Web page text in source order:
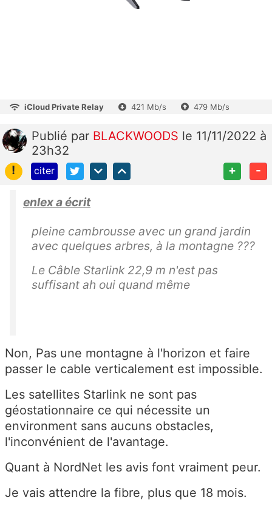
iCloud Private Relay 421 Mb/s 479 Mb/s
Publié par BLACKWOODS le 11/11/2022 à
23h32
!
citer + -
enlex a écrit
pleine cambrousse avec un grand jardin
avec quelques arbres, à la montagne ???
Le Câble Starlink 22,9 m n'est pas
suffisant ah oui quand même
Non, Pas une montagne à l'horizon et faire
passer le cable verticalement est impossible.
Les satellites Starlink ne sont pas
géostationnaire ce qui nécessite un
environment sans aucuns obstacles,
l'inconvénient de l'avantage.
Quant à NordNet les avis font vraiment peur.
Je vais attendre la fibre, plus que 18 mois.